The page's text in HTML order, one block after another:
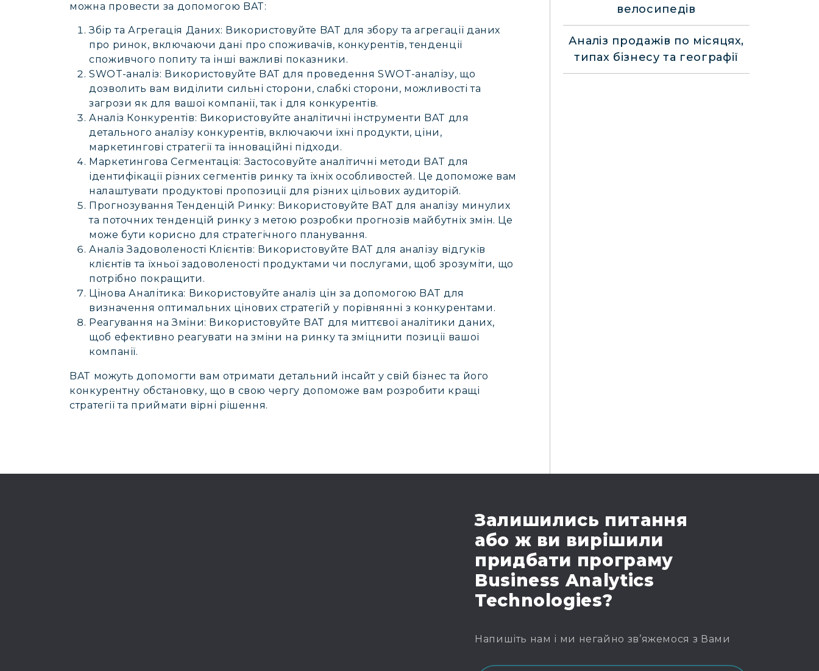
можна провести за допомогою BAT:
Збір та Агрегація Даних: Використовуйте BAT для збору та агрегації даних
про ринок, включаючи дані про споживачів, конкурентів, тенденції
споживчого попиту та інші важливі показники.
SWOT-аналіз: Використовуйте BAT для проведення SWOT-аналізу, що
дозволить вам виділити сильні сторони, слабкі сторони, можливості та
загрози як для вашої компанії, так і для конкурентів.
Аналіз Конкурентів: Використовуйте аналітичні інструменти BAT для
детального аналізу конкурентів, включаючи їхні продукти, ціни,
маркетингові стратегії та інноваційні підходи.
Маркетингова Сегментація:Застосовуйте аналітичні методи BAT для
ідентифікації різних сегментів ринку та їхніх особливостей. Це допоможе вам
налаштувати продуктові пропозиції для різних цільових аудиторій.
Прогнозування Тенденцій Ринку: Використовуйте BAT для аналізу минулих
та поточних тенденцій ринку з метою розробки прогнозів майбутніх змін. Це
може бути корисно для стратегічного планування.
Аналіз Задоволеності Клієнтів: Використовуйте BAT для аналізу відгуків
клієнтів та їхньої задоволеності продуктами чи послугами, щоб зрозуміти, що
потрібно покращити.
Цінова Аналітика: Використовуйте аналіз цін за допомогою BAT для
визначення оптимальних цінових стратегій у порівнянні з конкурентами.
Реагування на Зміни: Використовуйте BAT для миттєвої аналітики даних,
щоб ефективно реагувати на зміни на ринку та зміцнити позиції вашої
компанії.
BAT можуть допомогти вам отримати детальний інсайт у свій бізнес та його
конкурентну обстановку, що в свою чергу допоможе вам розробити кращі
стратегії та приймати вірні рішення.
велосипедів
Аналіз продажів по місяцях,
типах бізнесу та географії
Залишились питання
або ж ви вирішили
придбати програму
Business Analytics
Technologies?
Напишіть нам і ми негайно зв’яжемося з Вами